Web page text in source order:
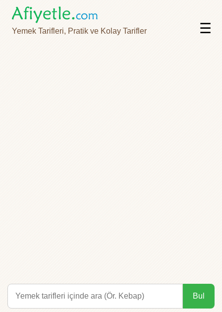
Yemek Tarifleri, Pratik ve Kolay Tarifler ☰
Bul